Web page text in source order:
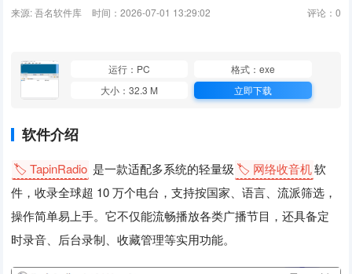
来源: 吾名软件库 时间：2026-07-01 13:29:02 评论： 0
运行：PC
格式：exe
大小：32.3 M
立即下载
软件介绍
🏷️ TapinRadio 是一款适配多系统的轻量级 🏷️ 网络收音机软
件，收录全球超 10 万个电台，支持按国家、语言、流派筛选，
操作简单易上手。它不仅能流畅播放各类广播节目，还具备定
时录音、后台录制、收藏管理等实用功能。